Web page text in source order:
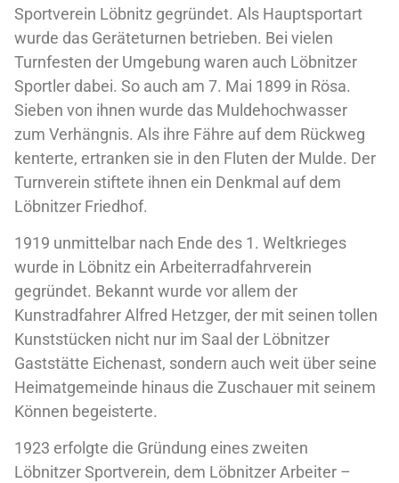
Sportverein Löbnitz gegründet. Als Hauptsportart
wurde das Geräteturnen betrieben. Bei vielen
Turnfesten der Umgebung waren auch Löbnitzer
Sportler dabei. So auch am 7. Mai 1899 in Rösa.
Sieben von ihnen wurde das Muldehochwasser
zum Verhängnis. Als ihre Fähre auf dem Rückweg
kenterte, ertranken sie in den Fluten der Mulde. Der
Turnverein stiftete ihnen ein Denkmal auf dem
Löbnitzer Friedhof.
1919 unmittelbar nach Ende des 1. Weltkrieges
wurde in Löbnitz ein Arbeiterradfahrverein
gegründet. Bekannt wurde vor allem der
Kunstradfahrer Alfred Hetzger, der mit seinen tollen
Kunststücken nicht nur im Saal der Löbnitzer
Gaststätte Eichenast, sondern auch weit über seine
Heimatgemeinde hinaus die Zuschauer mit seinem
Können begeisterte.
1923 erfolgte die Gründung eines zweiten
Löbnitzer Sportverein, dem Löbnitzer Arbeiter –